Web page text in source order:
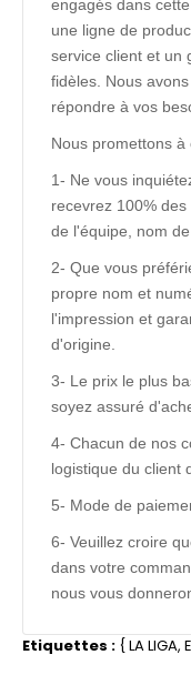
engagés dans
une ligne de
service client et un
fidèles. Nous
répondre à vos
Nous promettons à
1- Ne vous
recevrez 100%
de l'équipe, nom
2- Que vous
propre nom et
l'impression et
d'origine.
3- Le prix le plus
soyez assuré
4- Chacun de nos
logistique du client
5- Mode de
6- Veuillez croire
dans votre
nous vous
Etiquettes : {LA LIGA,